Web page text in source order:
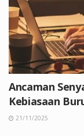
Ancaman
Kebiasaan
21/11/2025